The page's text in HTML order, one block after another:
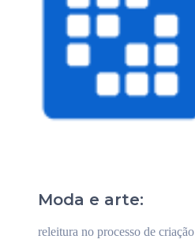
Moda e arte:
releitura no processo de criação